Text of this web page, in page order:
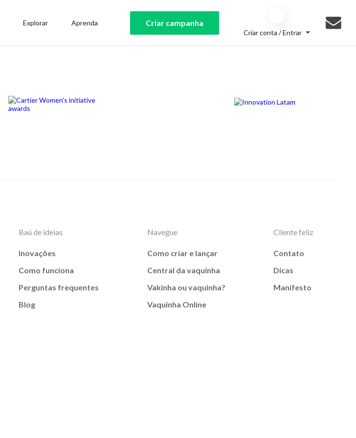
Explorar Aprenda Criar campanha
Criar conta / Entrar
Baú de ideias
Inovações
Como funciona
Perguntas frequentes
Blog
Navegue
Como criar e lançar
Central da vaquinha
Vakinha ou vaquinha?
Vaquinha Online
Cliente feliz
Contato
Dicas
Manifesto